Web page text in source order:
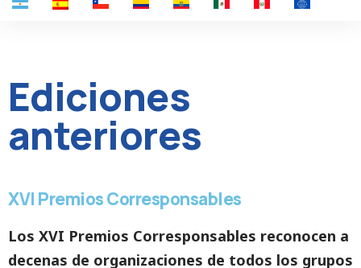
Ediciones
anteriores
XVI Premios Corresponsables
Los XVI Premios Corresponsables reconocen a
decenas de organizaciones de todos los grupos